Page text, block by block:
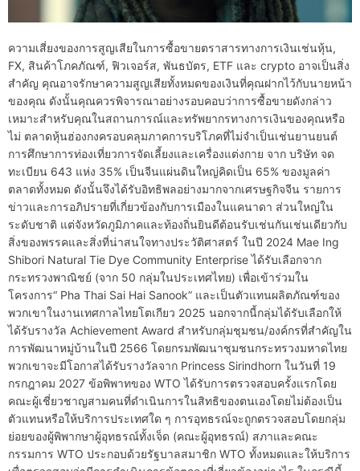
ความเสี่ยงของการสูญเสียในการซื้อขายตราสารทางการเงินเช่นหุ้น,
FX, สินค้าโภคภัณฑ์, ฟิวเจอร์ส, พันธบัตร, ETF และ crypto อาจเป็นสิ่ง
สำคัญ คุณอาจรักษาความสูญเสียทั้งหมดของเงินที่คุณฝากไว้กับนายหน้า
ของคุณ ดังนั้นคุณควรพิจารณาอย่างรอบคอบว่าการซื้อขายดังกล่าว
เหมาะสำหรับคุณในสถานการณ์และทรัพยากรทางการเงินของคุณหรือ
ไม่ ตลาดหุ้นฮ่องกงครอบคลุมภาคการบริโภคที่ไม่จำเป็นเช่นยานยนต์
การศึกษาการท่องเที่ยวการจัดเลี้ยงและเครื่องแต่งกาย จาก บริษัท จด
ทะเบียน 643 แห่ง 35% เป็นจีนแผ่นดินใหญ่คิดเป็น 65% ของมูลค่า
ตลาดทั้งหมด ดังนั้นจึงได้รับอิทธิพลอย่างมากจากเศรษฐกิจจีน รายการ
ข่าวและการอภิปรายที่เกี่ยวข้องกับการเมืองในแคนาดา ส่วนใหญ่ใน
ระดับชาติ แต่จังหวัดภูมิภาคและท้องถิ่นยินดีต้อนรับเช่นกันเช่นเดียวกับ
สิ่งของพรรคและสิ่งที่น่าสนใจทางประวัติศาสตร์ ในปี 2024 Mae Ing
Shibori Natural Tie Dye Community Enterprise ได้รับเลือกจาก
กระทรวงพาณิชย์ (จาก 50 กลุ่มในประเทศไทย) เพื่อเข้าร่วมใน
โครงการ“ Pha Thai Sai Hai Sanook” และเป็นตัวแทนผลิตภัณฑ์ของ
พวกเขาในงานเทศกาลไทยโตเกียว 2025 นอกจากนี้กลุ่มได้รับเลือกให้
ได้รับรางวัล Achievement Award สำหรับกลุ่มชุมชน/องค์กรที่สำคัญใน
การพัฒนาหมู่บ้านในปี 2566 โดยกรมพัฒนาชุมชนกระทรวงมหาดไทย
พวกเขาจะมีโอกาสได้รับรางวัลจาก Princess Sirindhorn ในวันที่ 19
กรกฎาคม 2027 ข้อพิพาทของ WTO ได้รับการตรวจสอบครั้งแรกโดย
คณะผู้เชี่ยวชาญสามคนที่ดำเนินการในสิทธิของตนเองโดยไม่ต้องเป็น
ตัวแทนหรือให้บริการประเทศใด ๆ การอุทธรณ์จะถูกตรวจสอบโดยกลุ่ม
ย่อยของผู้พิพากษาผู้อุทธรณ์ทั้งเจ็ด (คณะผู้อุทธรณ์) สภาและคณะ
กรรมการ WTO ประกอบด้วยรัฐบาลสมาชิก WTO ทั้งหมดและให้บริการ